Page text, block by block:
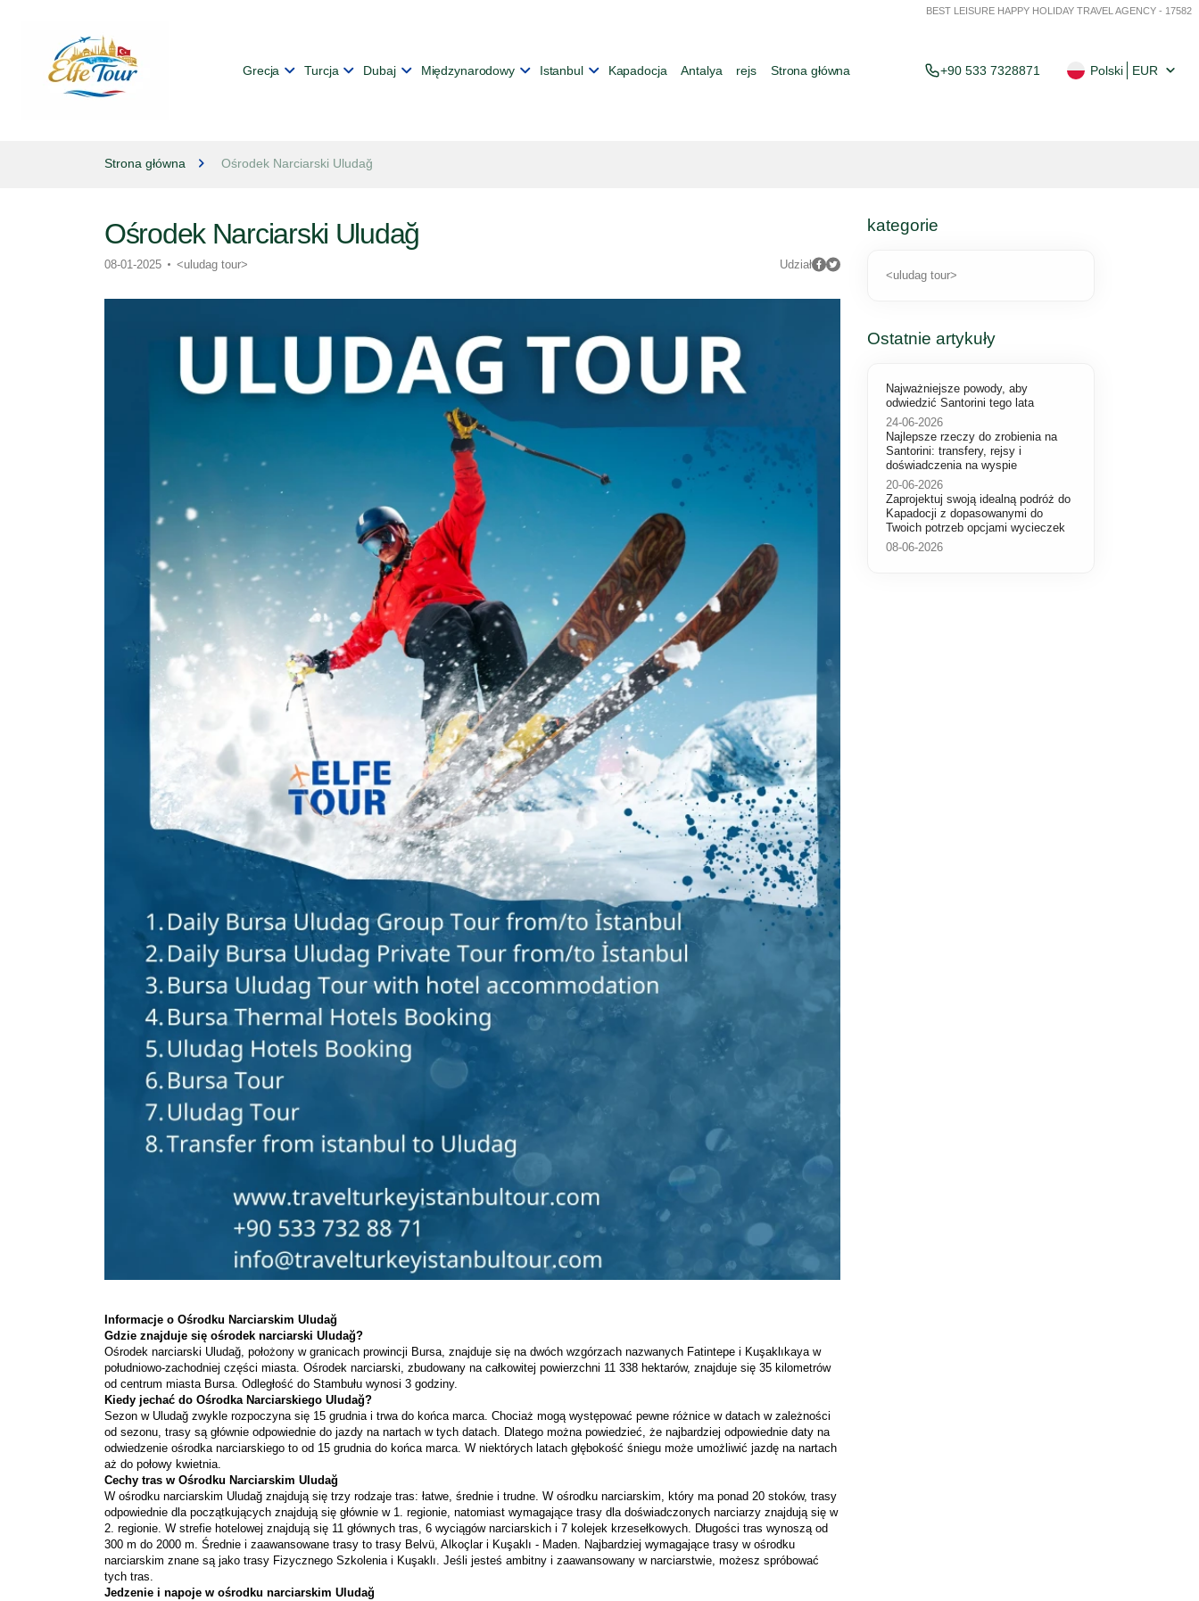
BEST LEISURE HAPPY HOLIDAY TRAVEL AGENCY - 17582
Grecja Turcja Dubaj Międzynarodowy Istanbul Kapadocja Antalya rejs Strona główna +90 533 7328871 Polski EUR
Strona główna Ośrodek Narciarski Uludağ
Ośrodek Narciarski Uludağ
08-01-2025 <uludag tour> Udział
Informacje o Ośrodku Narciarskim Uludağ
Gdzie znajduje się ośrodek narciarski Uludağ?
Ośrodek narciarski Uludağ, położony w granicach prowincji Bursa, znajduje się na dwóch wzgórzach nazwanych Fatintepe i Kuşaklıkaya w
południowo-zachodniej części miasta. Ośrodek narciarski, zbudowany na całkowitej powierzchni 11 338 hektarów, znajduje się 35 kilometrów
od centrum miasta Bursa. Odległość do Stambułu wynosi 3 godziny.
Kiedy jechać do Ośrodka Narciarskiego Uludağ?
Sezon w Uludağ zwykle rozpoczyna się 15 grudnia i trwa do końca marca. Chociaż mogą występować pewne różnice w datach w zależności
od sezonu, trasy są głównie odpowiednie do jazdy na nartach w tych datach. Dlatego można powiedzieć, że najbardziej odpowiednie daty na
odwiedzenie ośrodka narciarskiego to od 15 grudnia do końca marca. W niektórych latach głębokość śniegu może umożliwić jazdę na nartach
aż do połowy kwietnia.
Cechy tras w Ośrodku Narciarskim Uludağ
W ośrodku narciarskim Uludağ znajdują się trzy rodzaje tras: łatwe, średnie i trudne. W ośrodku narciarskim, który ma ponad 20 stoków, trasy
odpowiednie dla początkujących znajdują się głównie w 1. regionie, natomiast wymagające trasy dla doświadczonych narciarzy znajdują się w
2. regionie. W strefie hotelowej znajdują się 11 głównych tras, 6 wyciągów narciarskich i 7 kolejek krzesełkowych. Długości tras wynoszą od
300 m do 2000 m. Średnie i zaawansowane trasy to trasy Belvü, Alkoçlar i Kuşaklı - Maden. Najbardziej wymagające trasy w ośrodku
narciarskim znane są jako trasy Fizycznego Szkolenia i Kuşaklı. Jeśli jesteś ambitny i zaawansowany w narciarstwie, możesz spróbować
tych tras.
Jedzenie i napoje w ośrodku narciarskim Uludağ
kategorie
<uludag tour>
Ostatnie artykuły
Najważniejsze powody, aby
odwiedzić Santorini tego lata
24-06-2026
Najlepsze rzeczy do zrobienia na
Santorini: transfery, rejsy i
doświadczenia na wyspie
20-06-2026
Zaprojektuj swoją idealną podróż do
Kapadocji z dopasowanymi do
Twoich potrzeb opcjami wycieczek
08-06-2026